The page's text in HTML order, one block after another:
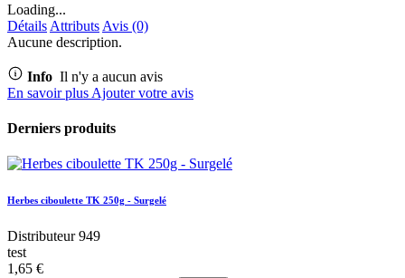
Loading...
Détails Attributs Avis (0)
Aucune description.
Info Il n'y a aucun avis
En savoir plus Ajouter votre avis
Derniers produits
Herbes ciboulette TK 250g - Surgelé
Distributeur 949
test
1,65 €